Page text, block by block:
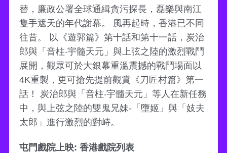
替，廉政公署全球通緝貪污探長，磊樂與南江
隻手遮天的年代謝幕。 風再起時，香港已不同
往昔。 以《遊郭篇》第十話和第十一話，炭治
郎與「音柱‧宇髓天元」與上弦之陸的激烈戰鬥
展開，觀眾可於大銀幕重溫震撼的戰鬥場面以
4K重製，更可搶先提前觀賞《刀匠村篇》第一
話！ 炭治郎與「音柱‧宇髓天元」等人在新任務
中，與上弦之陸的雙鬼兄妹-「墮姬」與「妓夫
太郎」進行激烈的對峙。
屯門戲院上映: 香港戲院列表